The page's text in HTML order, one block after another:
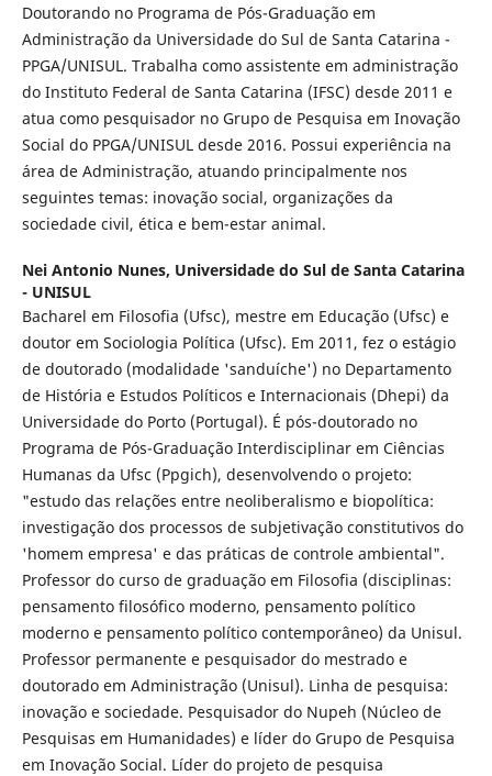
Doutorando no Programa de Pós-Graduação em
Administração da Universidade do Sul de Santa Catarina -
PPGA/UNISUL. Trabalha como assistente em administração
do Instituto Federal de Santa Catarina (IFSC) desde 2011 e
atua como pesquisador no Grupo de Pesquisa em Inovação
Social do PPGA/UNISUL desde 2016. Possui experiência na
área de Administração, atuando principalmente nos
seguintes temas: inovação social, organizações da
sociedade civil, ética e bem-estar animal.
Nei Antonio Nunes, Universidade do Sul de Santa Catarina
- UNISUL
Bacharel em Filosofia (Ufsc), mestre em Educação (Ufsc) e
doutor em Sociologia Política (Ufsc). Em 2011, fez o estágio
de doutorado (modalidade 'sanduíche') no Departamento
de História e Estudos Políticos e Internacionais (Dhepi) da
Universidade do Porto (Portugal). É pós-doutorado no
Programa de Pós-Graduação Interdisciplinar em Ciências
Humanas da Ufsc (Ppgich), desenvolvendo o projeto:
"estudo das relações entre neoliberalismo e biopolítica:
investigação dos processos de subjetivação constitutivos do
'homem empresa' e das práticas de controle ambiental".
Professor do curso de graduação em Filosofia (disciplinas:
pensamento filosófico moderno, pensamento político
moderno e pensamento político contemporâneo) da Unisul.
Professor permanente e pesquisador do mestrado e
doutorado em Administração (Unisul). Linha de pesquisa:
inovação e sociedade. Pesquisador do Nupeh (Núcleo de
Pesquisas em Humanidades) e líder do Grupo de Pesquisa
em Inovação Social. Líder do projeto de pesquisa